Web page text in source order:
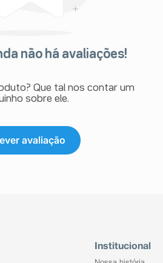
não há avaliações!
Que tal nos contar um
sobre ele.
avaliação
Institucional